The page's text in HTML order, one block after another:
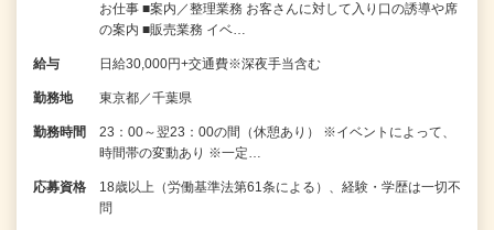
お仕事 ■案内／整理業務 お客さんに対して入り口の誘導や席
の案内 ■販売業務 イベ…
給与 日給30,000円+交通費※深夜手当含む
勤務地 東京都／千葉県
勤務時間
23：00～翌23：00の間（休憩あり） ※イベントによって、
時間帯の変動あり ※一定…
応募資格
18歳以上（労働基準法第61条による）、経験・学歴は一切不
問